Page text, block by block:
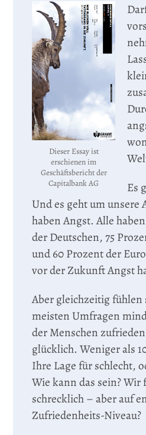
Dieser Essay ist
erschienen im
Geschäftsbericht der
Capitalbank AG
Es
Und es geht um unsere
haben Angst. Alle
der Deutschen, 75
und 60 Prozent der
vor der Zukunft Angst
Aber gleichzeitig fühlen
meisten Umfragen
der Menschen
glücklich. Weniger als
Ihre Lage für schlecht,
Wie kann das sein? Wir
schrecklich – aber auf
Zufriedenheits-Niveau?